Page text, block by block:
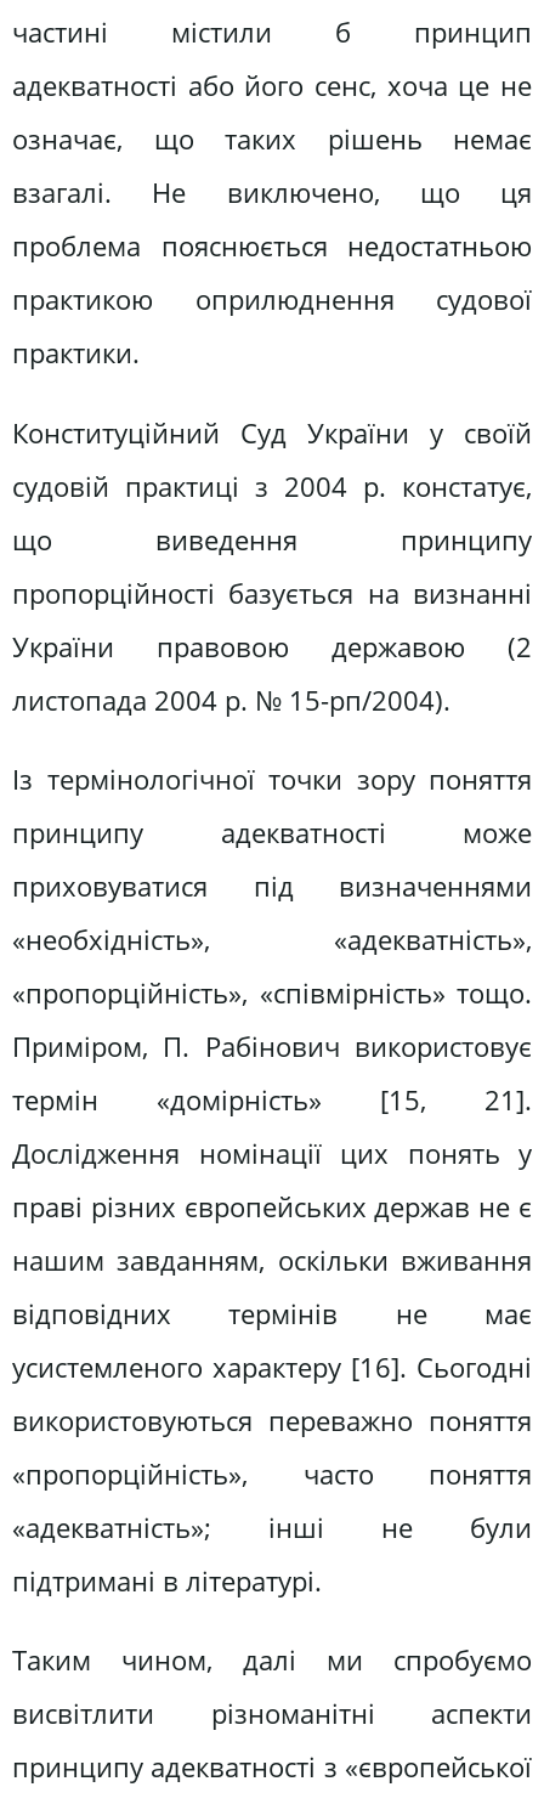
частині містили б принцип
адекватності або його сенс, хоча це не
означає, що таких рішень немає
взагалі. Не виключено, що ця
проблема пояснюється недостатньою
практикою оприлюднення судової
практики.
Конституційний Суд України у своїй
судовій практиці з 2004 р. констатує,
що виведення принципу
пропорційності базується на визнанні
України правовою державою (2
листопада 2004 р. № 15-рп/2004).
Із термінологічної точки зору поняття
принципу адекватності може
приховуватися під визначеннями
«необхідність», «адекватність»,
«пропорційність», «співмірність» тощо.
Приміром, П. Рабінович використовує
термін «домірність» [15, 21].
Дослідження номінації цих понять у
праві різних європейських держав не є
нашим завданням, оскільки вживання
відповідних термінів не має
усистемленого характеру [16]. Сьогодні
використовуються переважно поняття
«пропорційність», часто поняття
«адекватність»; інші не були
підтримані в літературі.
Таким чином, далі ми спробуємо
висвітлити різноманітні аспекти
принципу адекватності з «європейської